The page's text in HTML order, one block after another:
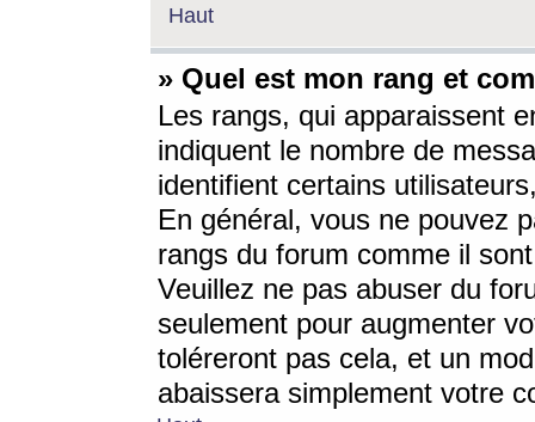
Haut
» Quel est mon rang et
Les rangs, qui apparaissent
indiquent le nombre de
identifient certains
En général, vous ne pouvez
rangs du forum comme il
Veuillez ne pas abuser du
seulement pour augmenter
toléreront pas cela, et un
abaissera simplement votre